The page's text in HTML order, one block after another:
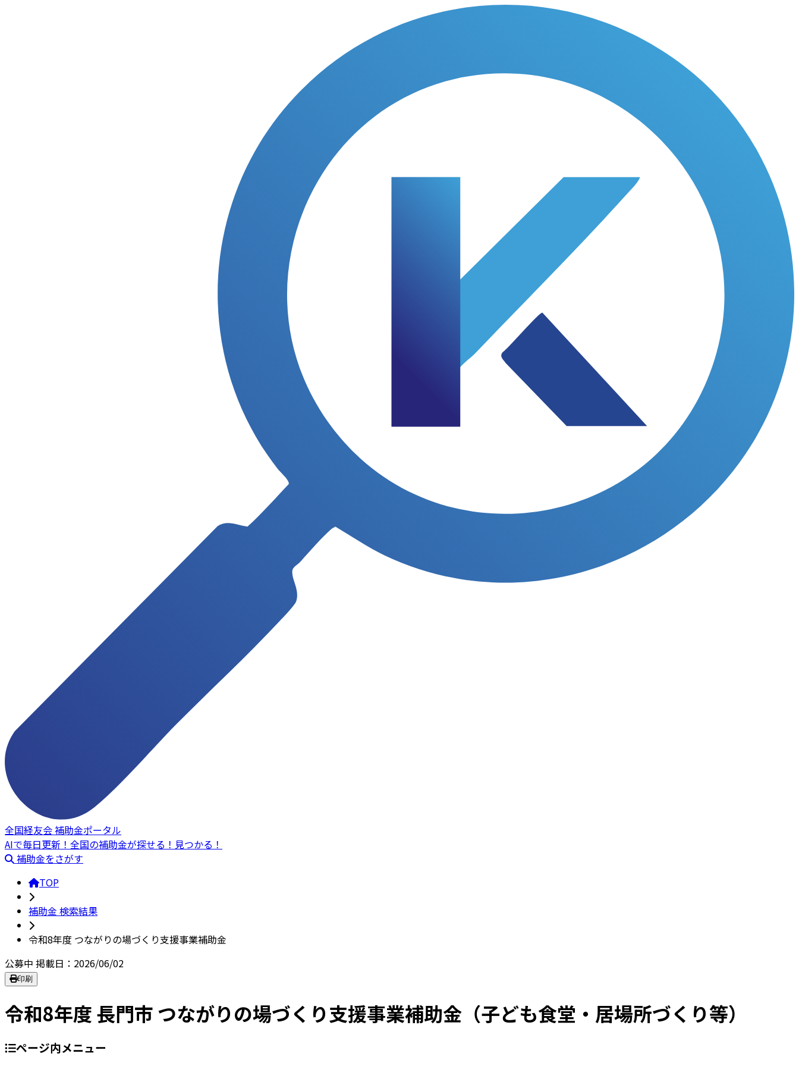
全国経友会 補助金ポータル
AIで毎日更新！全国の補助金が探せる！見つかる！
補助金をさがす
TOP
補助金 検索結果
令和8年度 つながりの場づくり支援事業補助金
公募中 掲載日：2026/06/02
印刷
令和8年度 長門市 つながりの場づくり支援事業補助金（子ども食堂・居場所づくり等）
ページ内メニュー